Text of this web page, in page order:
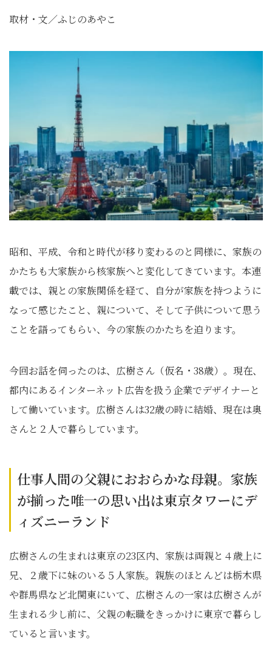
取材・文／ふじのあやこ
昭和、平成、令和と時代が移り変わるのと同様に、家族の
かたちも大家族から核家族へと変化してきています。本連
載では、親との家族関係を経て、自分が家族を持つように
なって感じたこと、親について、そして子供について思う
ことを語ってもらい、今の家族のかたちを迫ります。
今回お話を伺ったのは、広樹さん（仮名・38歳）。現在、
都内にあるインターネット広告を扱う企業でデザイナーと
して働いています。広樹さんは32歳の時に結婚、現在は奥
さんと２人で暮らしています。
仕事人間の父親におおらかな母親。家族
が揃った唯一の思い出は東京タワーにデ
ィズニーランド
広樹さんの生まれは東京の23区内、家族は両親と４歳上に
兄、２歳下に妹のいる５人家族。親族のほとんどは栃木県
や群馬県など北関東にいて、広樹さんの一家は広樹さんが
生まれる少し前に、父親の転職をきっかけに東京で暮らし
ていると言います。